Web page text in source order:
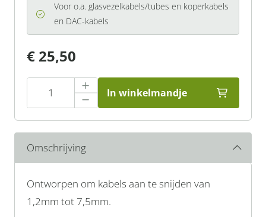
Omschrijving
Ontworpen om kabels aan te snijden van
1,2mm tot 7,5mm.
Voor o.a. glasvezelkabels/tubes en koperkabels
en DAC-kabels
€ 25,50
In winkelmandje